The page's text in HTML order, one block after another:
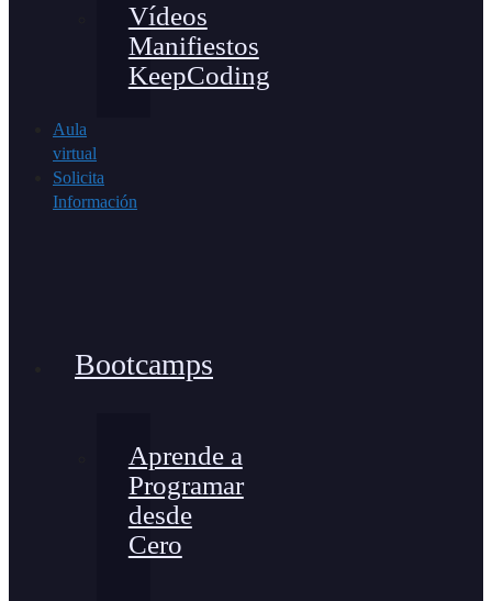
Vídeos
Manifiestos
KeepCoding
Aula
virtual
Solicita
Información
Bootcamps
Aprende a
Programar
desde
Cero